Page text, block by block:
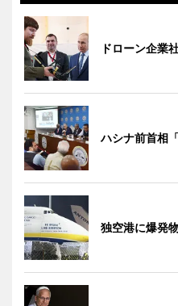
ドローン企業
ハシナ前首相
独空港に爆発